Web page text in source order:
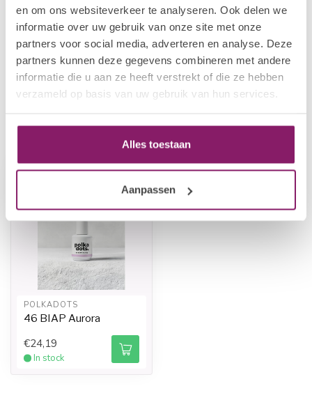
en om ons websiteverkeer te analyseren. Ook delen we
informatie over uw gebruik van onze site met onze
partners voor social media, adverteren en analyse. Deze
partners kunnen deze gegevens combineren met andere
informatie die u aan ze heeft verstrekt of die ze hebben
verzameld op basis van uw gebruik van hun services.
Alles toestaan
Aanpassen
In stock
POLKADOTS
16 BIAP Safou
In stock
€24,19
Recently viewed
POLKADOTS
46 BIAP Aurora
€24,19
In stock